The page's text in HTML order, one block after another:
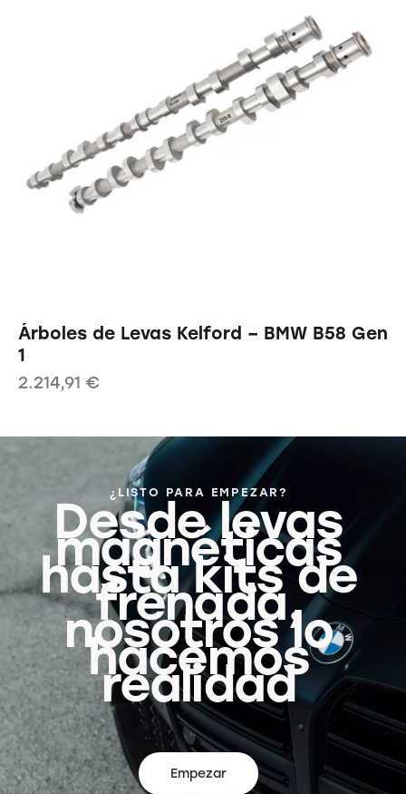
Árboles de Levas Kelford – BMW B58 Gen
1
2.214,91 €
¿LISTO PARA EMPEZAR?
Desde levas
magnéticas
hasta kits de
frenada,
nosotros lo
hacemos
realidad
Empezar